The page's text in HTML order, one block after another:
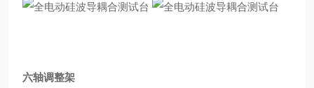
六轴调整架